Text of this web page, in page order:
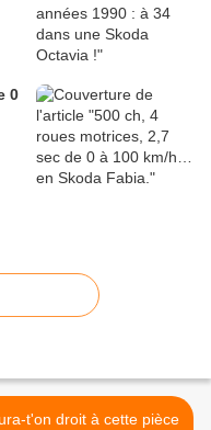
0
t'on droit à cette pièce